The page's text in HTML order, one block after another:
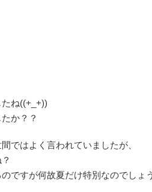
ね((+_+))
か？？
ではよく言われていましたが、
ですが何故夏だけ特別なのでしょ